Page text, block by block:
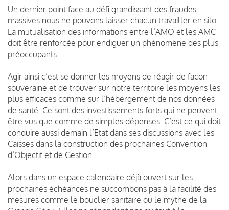
Un dernier point face au défi grandissant des fraudes
massives nous ne pouvons laisser chacun travailler en silo.
La mutualisation des informations entre l’AMO et les AMC
doit être renforcée pour endiguer un phénomène des plus
préoccupants.
Agir ainsi c’est se donner les moyens de réagir de façon
souveraine et de trouver sur notre territoire les moyens les
plus efficaces comme sur l’hébergement de nos données
de santé. Ce sont des investissements forts qui ne peuvent
être vus que comme de simples dépenses. C’est ce qui doit
conduire aussi demain l’Etat dans ses discussions avec les
Caisses dans la construction des prochaines Convention
d’Objectif et de Gestion.
Alors dans un espace calendaire déjà ouvert sur les
prochaines échéances ne succombons pas à la facilité des
mesures comme le bouclier sanitaire ou le mythe de la